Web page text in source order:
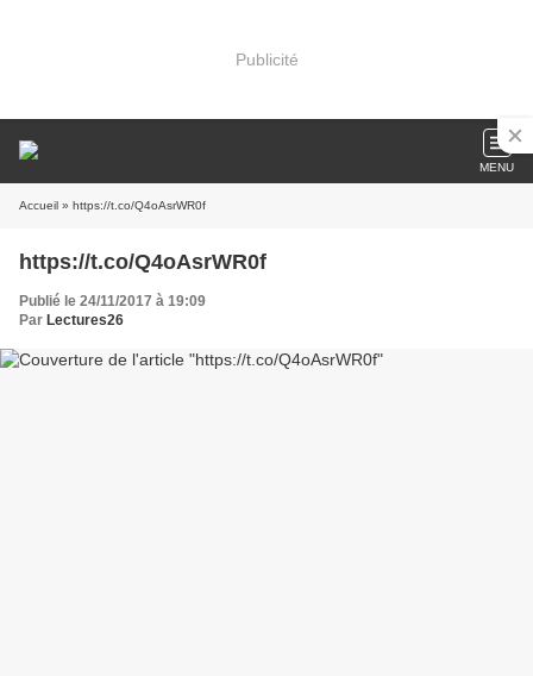
Publicité
MENU
Accueil » https://t.co/Q4oAsrWR0f
https://t.co/Q4oAsrWR0f
Publié le 24/11/2017 à 19:09
Par Lectures26